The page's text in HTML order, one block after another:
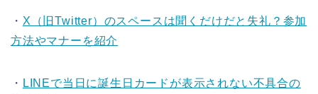
・ X（旧Twitter）のスペースは聞くだけだと失礼？参加
方法やマナーを紹介
・ LINEで当日に誕生日カードが表示されない不具合の